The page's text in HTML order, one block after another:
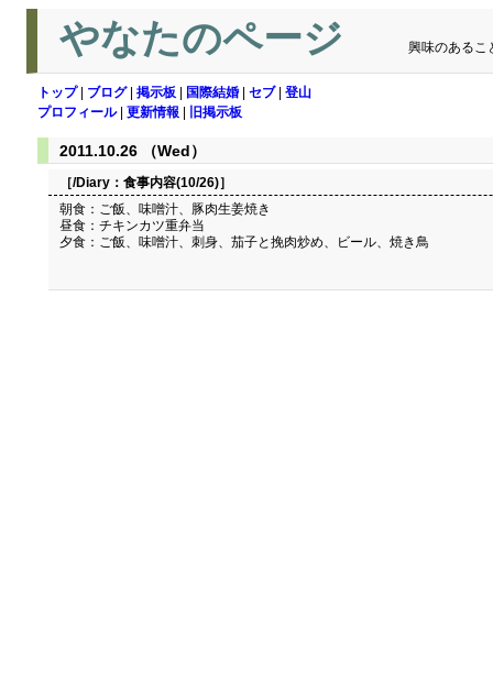
やなたのページ 興味のあるこ
トップ| ブログ| 掲示板 国際結婚 セブ| 登山
プロフィール| 更新情報 旧掲示板
2011.10.26 （Wed）
［/Diary： 食事内容(10/26)］
朝食：ご飯、味噌汁、豚肉生姜焼き
昼食：チキンカツ重弁当
夕食：ご飯、味噌汁、刺身、茄子と挽肉炒め、ビール、焼き鳥